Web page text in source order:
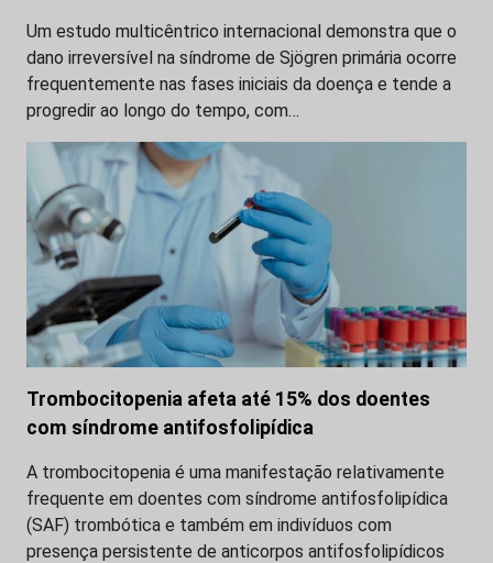
Um estudo multicêntrico internacional demonstra que o
dano irreversível na síndrome de Sjögren primária ocorre
frequentemente nas fases iniciais da doença e tende a
progredir ao longo do tempo, com…
Trombocitopenia afeta até 15% dos doentes
com síndrome antifosfolipídica
A trombocitopenia é uma manifestação relativamente
frequente em doentes com síndrome antifosfolipídica
(SAF) trombótica e também em indivíduos com
presença persistente de anticorpos antifosfolipídicos